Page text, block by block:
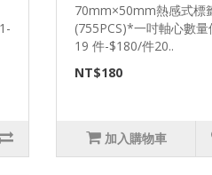
70mm×50mm熱感式標
(755PCS)*一吋軸心數
19 件-$180/件20..
NT$180
加入購物車